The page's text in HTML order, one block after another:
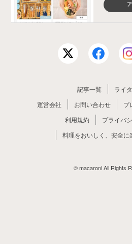
記事一覧
ライ
運営会社
お問い合わせ
プ
利用規約
プライバ
料理をおいしく、安全に
© macaroni All Rights